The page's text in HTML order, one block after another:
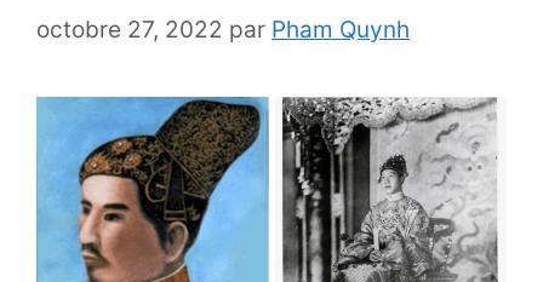
octobre 27, 2022 par Pham Quynh